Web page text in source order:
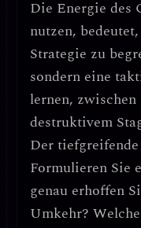
Die Energie des
nutzen,
Strategie zu
sondern eine
lernen,
destruktivem
Der
Formulieren Sie
genau erhoffen
Umkehr?